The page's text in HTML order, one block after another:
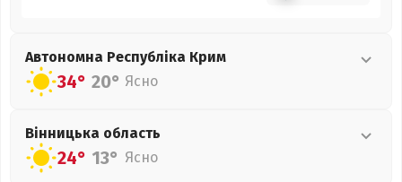
Автономна Республіка Крим
34° 20° Ясно
Вінницька область
24° 13° Ясно